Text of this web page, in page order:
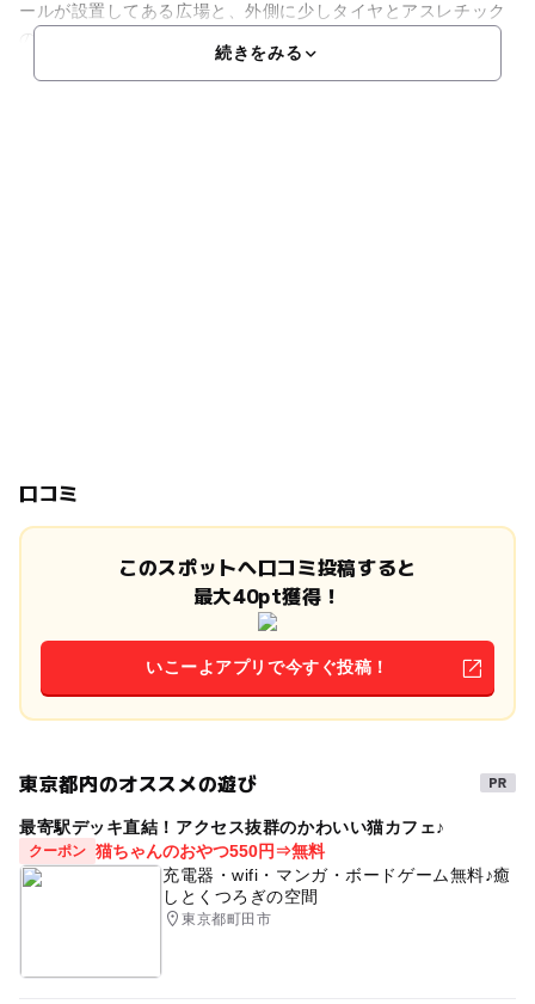
ールが設置してある広場と、外側に少しタイヤとアスレチック
の遊具が置いてあります。広場なので、もちろん開放感もあり
続きをみる
口コミ
このスポットへ口コミ投稿すると
最大40pt獲得！
いこーよアプリで今すぐ投稿！
東京都内のオススメの遊び
最寄駅デッキ直結！アクセス抜群のかわいい猫カフェ♪
クーポン 猫ちゃんのおやつ550円⇒無料
充電器・wifi・マンガ・ボードゲーム無料♪癒
しとくつろぎの空間
東京都町田市